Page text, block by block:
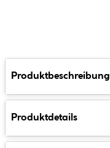
Produktbeschreibung
Produktdetails